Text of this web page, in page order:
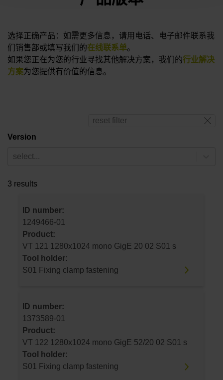
选择正确产品：如需更多信息，请用电话、电子邮件联系我
们销售部或填写我们的在线联系单。
如果您正在为您的行业寻找其他解决方案，我们的行业解决
方案为您提供有价值的信息。
reset filter
Version
select...
3 results
ID number:
1249466-01
Product:
VT 121 1280x1024 mono GigE 20 02 S01 s
Tool holder:
S01 Fixing clamp fastening
ID number:
1373589-01
Product:
VT 122 1280x1024 mono GigE 52/20 02 S01 s
Tool holder:
S01 Fixing clamp fastening